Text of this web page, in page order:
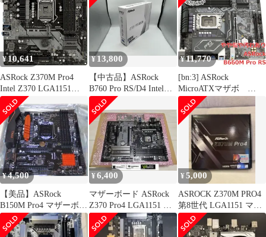
(H170 PRO4S) w17b8b5
¥10,641
ASRock Z370M Pro4
Intel Z370 LGA1151
DDR4-4300 64GB M.2
SATA Gigabit LAN
HDMI DVI-D
¥ 13,800
【中古品】ASRock
B760 Pro RS/D4 Intel
LGA1700 ATX マザーボ
ード
¥11,770
[bn:3] ASRock
MicroATXマザボ
B660M Pro RS
LGA1700
¥4,500
【美品】ASRock
B150M Pro4 マザーボー
ド 第6世代 第7世代
¥6,400
マザーボード ASRock
Z370 Pro4 LGA1151 動
作品
¥5,000
ASROCK Z370M PRO4
第8世代 LGA1151 マザ
ーボード